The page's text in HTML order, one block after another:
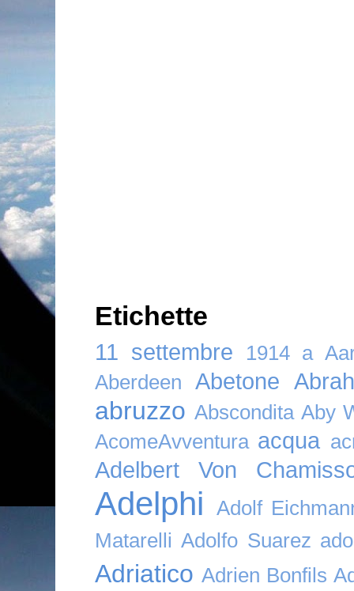
Etichette
11 settembre 1914 a
Aberdeen
Abetone
abruzzo Abscondita Aby
AcomeAvventura acqua
Adelbert Von
Adelphi
Adolf
Matarelli Adolfo Suarez
Adriatico Adrien Bonfils